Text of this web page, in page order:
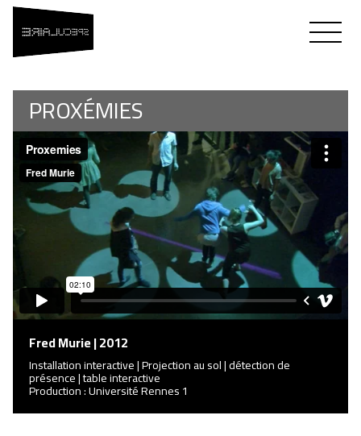
SPÉCULAIRE
PROXÉMIES
Fred Murie | 2012
Installation interactive | Projection au sol | détection de
présence | table interactive
Production : Université Rennes 1